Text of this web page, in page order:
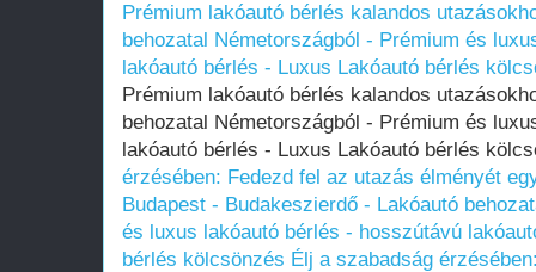
Prémium lakóautó bérlés kalandos
behozatal Németországból - Prémium és
lakóautó bérlés - Luxus Lakóautó bérlés
Prémium lakóautó bérlés kalandos
behozatal Németországból - Prémium és
lakóautó bérlés - Luxus Lakóautó bérlés
érzésében: Fedezd fel az utazás élményét
Budapest - Budakeszierdő - Lakóautó
és luxus lakóautó bérlés - hosszútávú
bérlés kölcsönzés Élj a szabadság